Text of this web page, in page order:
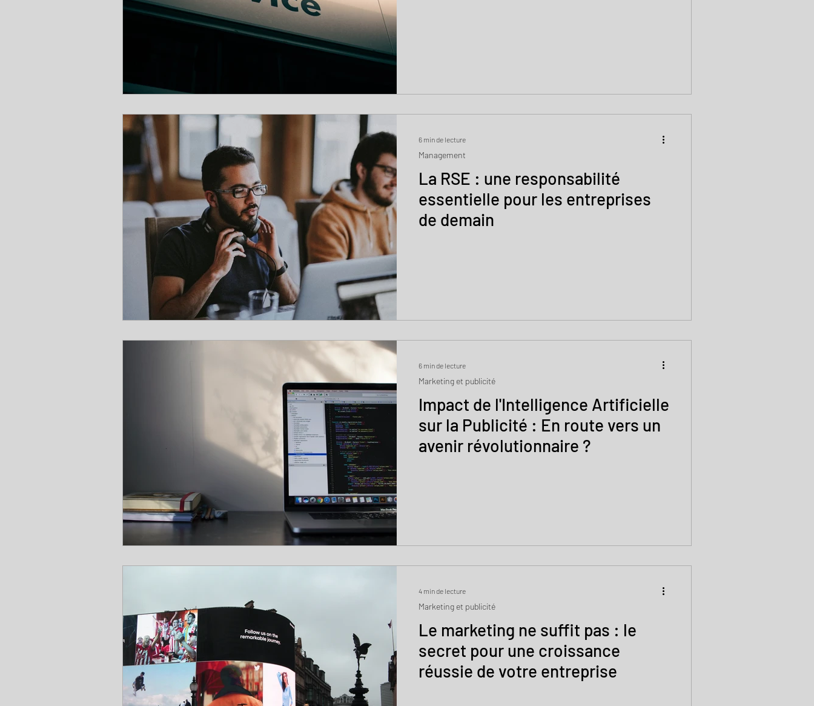
La RSE : une responsabilité
essentielle pour les entreprises
de demain
Management
6 min de lecture
Impact de l'Intelligence Artificielle
sur la Publicité : En route vers un
avenir révolutionnaire ?
Marketing et publicité
6 min de lecture
Le marketing ne suffit pas : le
secret pour une croissance
réussie de votre entreprise
Marketing et publicité
4 min de lecture